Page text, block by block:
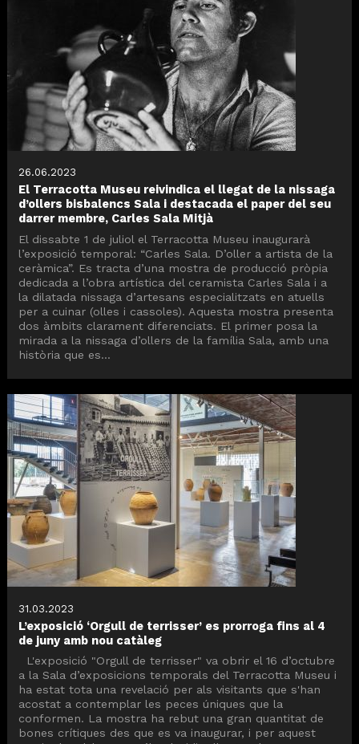
26.06.2023
El Terracotta Museu reivindica el llegat de la nissaga
d’ollers bisbalencs Sala i destacada el paper del seu
darrer membre, Carles Sala Mitjà
El dissabte 1 de juliol el Terracotta Museu inaugurarà
l’exposició temporal: “Carles Sala. D’oller a artista de la
ceràmica”. Es tracta d’una mostra de producció pròpia
dedicada a l’obra artística del ceramista Carles Sala i a
la dilatada nissaga d’artesans especialitzats en atuells
per a cuinar (olles i cassoles). Aquesta mostra presenta
dos àmbits clarament diferenciats. El primer posa la
mirada a la nissaga d’ollers de la família Sala, amb una
història que es...
31.03.2023
L’exposició ‘Orgull de terrisser’ es prorroga fins al 4
de juny amb nou catàleg
L'exposició "Orgull de terrisser" va obrir el 16 d’octubre
a la Sala d’exposicions temporals del Terracotta Museu i
ha estat tota una revelació per als visitants que s'han
acostat a contemplar les peces úniques que la
conformen. La mostra ha rebut una gran quantitat de
bones crítiques des que es va inaugurar, i per aquest